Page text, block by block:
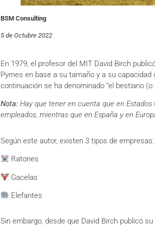
BSM Consulting
5 de Octubre 2022
En 1979, el profesor del MIT David Birch
Pymes en base a su tamaño y a su
continuación se ha denominado “el bestiario (o
Nota: Hay que tener en cuenta que en
empleados, mientras que en España y en
Según este autor, existen 3 tipos de empresas:
Ratones
Gacelas
Elefantes
Sin embargo, desde que David Birch publicó